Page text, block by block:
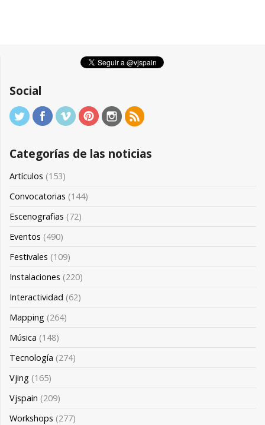
Social
Categorías de las noticias
Artículos (153)
Convocatorias (144)
Escenografias (72)
Eventos (490)
Festivales (109)
Instalaciones (220)
Interactividad (62)
Mapping (264)
Música (148)
Tecnología (274)
Vjing (165)
Vjspain (209)
Workshops (277)